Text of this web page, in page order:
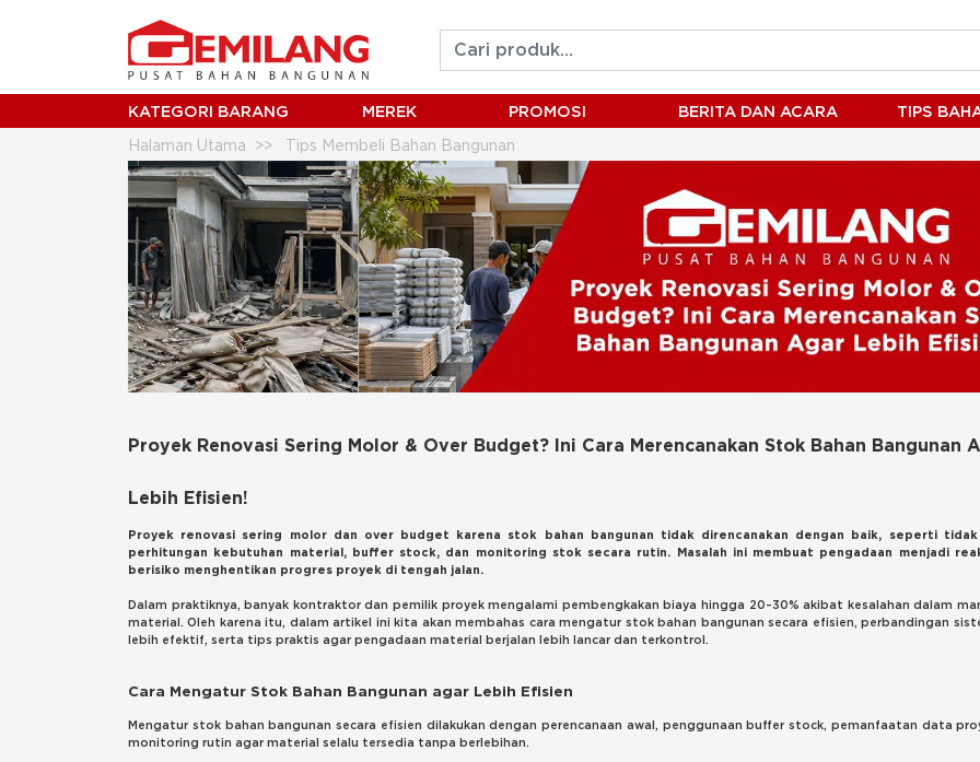
KATEGORI BARANG MEREK PROMOSI BERITA DAN ACARA TIPS
Halaman Utama
Tips Membeli Bahan Bangunan
Proyek Renovasi Sering Molor & Over Budget? Ini Cara Merencanakan Stok Bahan Bangunan Agar Lebih
Proyek Renovasi Sering Molor & Over Budget? Ini Cara Merencanakan Stok Bahan Bangunan
Lebih Efisien!
Proyek renovasi sering molor dan over budget karena stok bahan bangunan tidak direncanakan dengan baik, seperti tidak
perhitungan kebutuhan material, buffer stock, dan monitoring stok secara rutin. Masalah ini membuat pengadaan menjadi
berisiko menghentikan progres proyek di tengah jalan.
Dalam praktiknya, banyak kontraktor dan pemilik proyek mengalami pembengkakan biaya hingga 20–30% akibat kesalahan dalam
material. Oleh karena itu, dalam artikel ini kita akan membahas cara mengatur stok bahan bangunan secara efisien, perbandingan
lebih efektif, serta tips praktis agar pengadaan material berjalan lebih lancar dan terkontrol.
Cara Mengatur Stok Bahan Bangunan agar Lebih Efisien
Mengatur stok bahan bangunan secara efisien dilakukan dengan perencanaan awal, penggunaan buffer stock, pemanfaatan data
monitoring rutin agar material selalu tersedia tanpa berlebihan.